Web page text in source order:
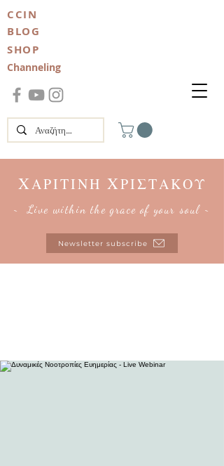
ΧΑΡΙΤΙΝΗ ΧΡΙΣΤΑΚΟΥ
~ Live within the grace of your soul ~
Newsletter subscribe
CCIN
BLOG
SHOP
Channeling